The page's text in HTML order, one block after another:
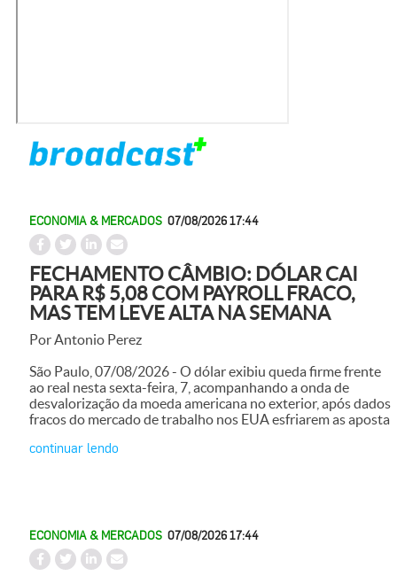
ECONOMIA & MERCADOS 07/08/2026 17:44
FECHAMENTO CÂMBIO: DÓLAR CAI
PARA R$ 5,08 COM PAYROLL FRACO,
MAS TEM LEVE ALTA NA SEMANA
Por Antonio Perez
São Paulo, 07/08/2026 - O dólar exibiu queda firme frente
ao real nesta sexta-feira, 7, acompanhando a onda de
desvalorização da moeda americana no exterior, após dados
fracos do mercado de trabalho nos EUA esfriarem as aposta
continuar lendo
ECONOMIA & MERCADOS 07/08/2026 17:44